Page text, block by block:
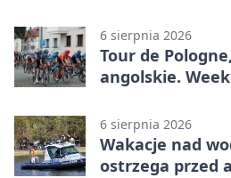
6 sierpnia 2026
Tour de
angolskie.
6 sierpnia 2026
Wakacje nad
ostrzega przed